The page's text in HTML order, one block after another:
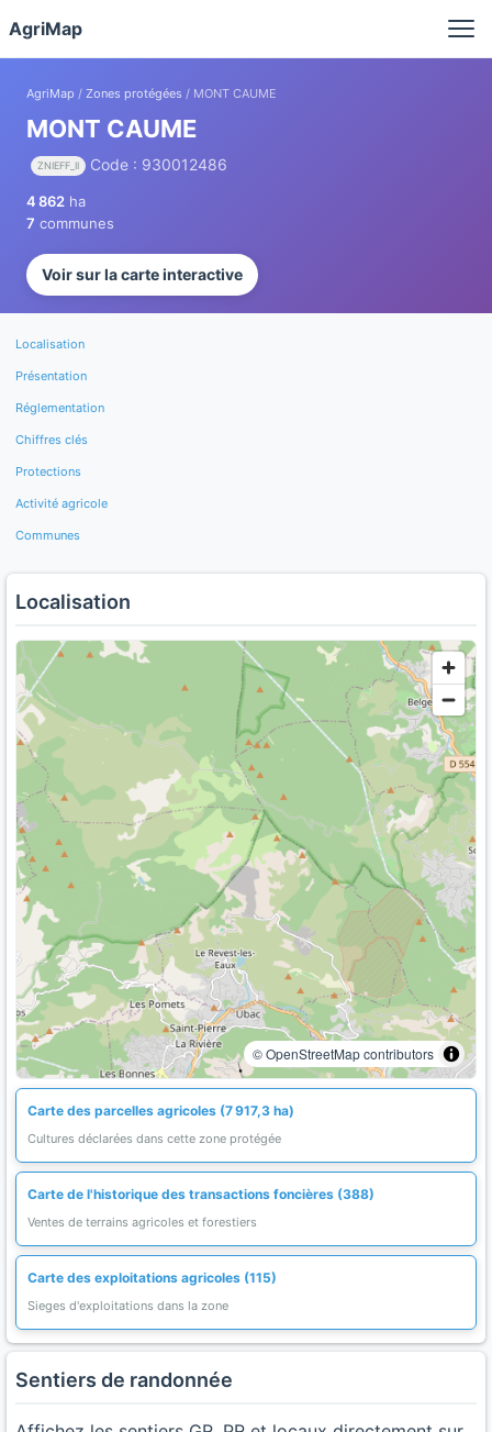
AgriMap
AgriMap / Zones protégées / MONT CAUME
MONT CAUME
ZNIEFF_II Code : 930012486
4 862 ha
7 communes
Voir sur la carte interactive
Localisation
Présentation
Réglementation
Chiffres clés
Protections
Activité agricole
Communes
Localisation
© OpenStreetMap contributors
Carte des parcelles agricoles (7 917,3 ha)
Cultures déclarées dans cette zone protégée
Carte de l'historique des transactions foncières (388)
Ventes de terrains agricoles et forestiers
Carte des exploitations agricoles (115)
Sieges d'exploitations dans la zone
Sentiers de randonnée